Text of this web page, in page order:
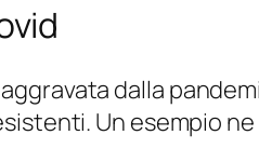
dalla
Un esempio ne